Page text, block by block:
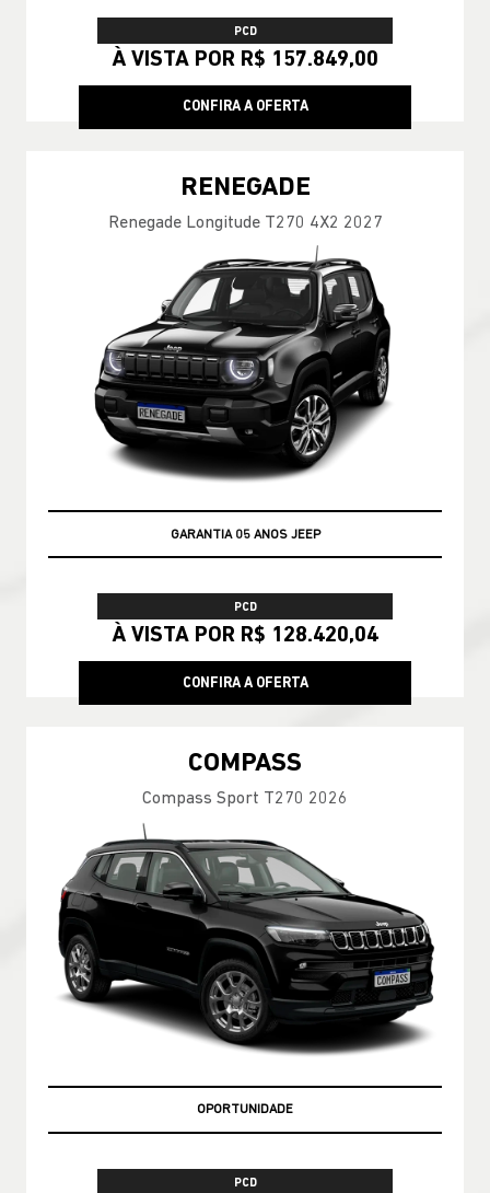
PCD
À VISTA POR R$ 157.849,00
CONFIRA A OFERTA
RENEGADE
Renegade Longitude T270 4X2 2027
GARANTIA 05 ANOS JEEP
PCD
À VISTA POR R$ 128.420,04
CONFIRA A OFERTA
COMPASS
Compass Sport T270 2026
OPORTUNIDADE
PCD